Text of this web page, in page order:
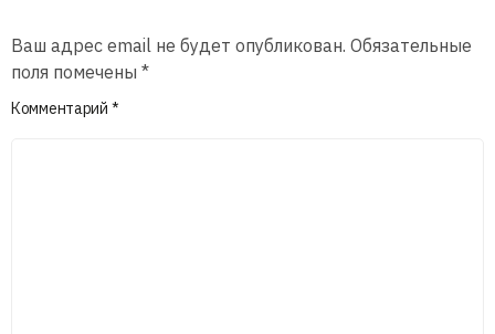
Ваш адрес email не будет опубликован. Обязательные
поля помечены *
Комментарий *